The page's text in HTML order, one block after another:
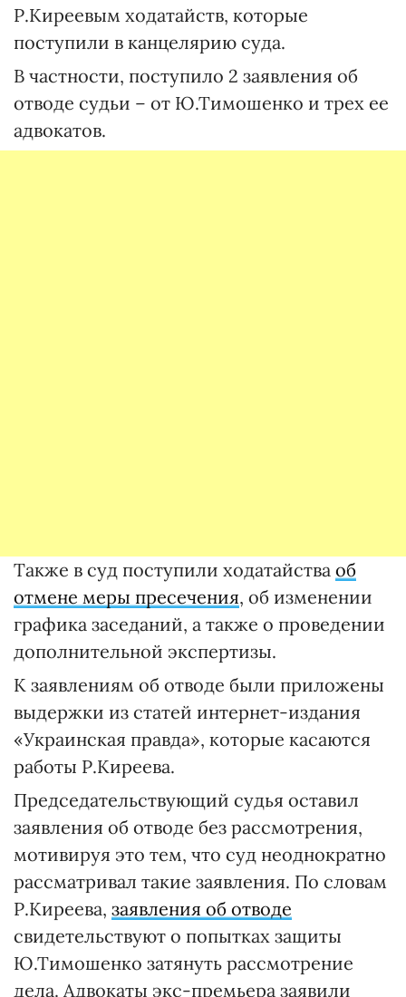
Р.Киреевым ходатайств, которые
поступили в канцелярию суда.
В частности, поступило 2 заявления об
отводе судьи – от Ю.Тимошенко и трех ее
адвокатов.
Также в суд поступили ходатайства об
отмене меры пресечения, об изменении
графика заседаний, а также о проведении
дополнительной экспертизы.
К заявлениям об отводе были приложены
выдержки из статей интернет-издания
«Украинская правда», которые касаются
работы Р.Киреева.
Председательствующий судья оставил
заявления об отводе без рассмотрения,
мотивируя это тем, что суд неоднократно
рассматривал такие заявления. По словам
Р.Киреева, заявления об отводе
свидетельствуют о попытках защиты
Ю.Тимошенко затянуть рассмотрение
дела. Адвокаты экс-премьера заявили